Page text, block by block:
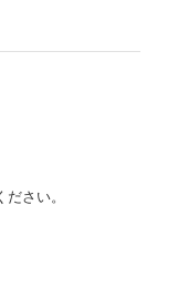
さい。